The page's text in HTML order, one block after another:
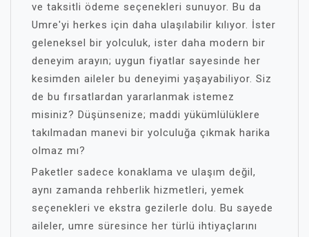
ve taksitli ödeme seçenekleri sunuyor. Bu da
Umre'yi herkes için daha ulaşılabilir kılıyor. İster
geleneksel bir yolculuk, ister daha modern bir
deneyim arayın; uygun fiyatlar sayesinde her
kesimden aileler bu deneyimi yaşayabiliyor. Siz
de bu fırsatlardan yararlanmak istemez
misiniz? Düşünsenize; maddi yükümlülüklere
takılmadan manevi bir yolculuğa çıkmak harika
olmaz mı?
Paketler sadece konaklama ve ulaşım değil,
aynı zamanda rehberlik hizmetleri, yemek
seçenekleri ve ekstra gezilerle dolu. Bu sayede
aileler, umre süresince her türlü ihtiyaçlarını